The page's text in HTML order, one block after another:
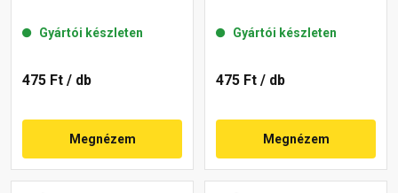
Gyártói készleten
475 Ft / db
Megnézem
Gyártói készleten
475 Ft / db
Megnézem